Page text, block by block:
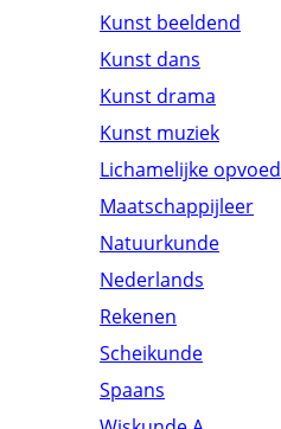
Kunst beeldend
Kunst dans
Kunst drama
Kunst muziek
Lichamelijke
Maatschappijleer
Natuurkunde
Nederlands
Rekenen
Scheikunde
Spaans